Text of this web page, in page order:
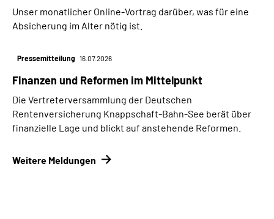
Unser monatlicher Online-Vortrag darüber, was für eine
Absicherung im Alter nötig ist.
Pressemitteilung 16.07.2026
Finanzen und Reformen im Mittelpunkt
Die Vertreterversammlung der Deutschen
Rentenversicherung Knappschaft-Bahn-See berät über
finanzielle Lage und blickt auf anstehende Reformen.
Weitere Meldungen